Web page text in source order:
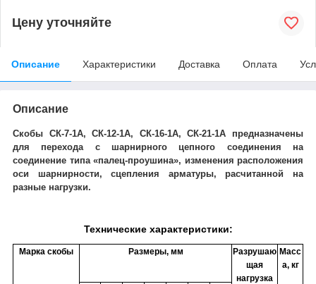
Цену уточняйте
Описание Характеристики Доставка Оплата
Описание
Скобы СК-7-1А, СК-12-1А, СК-16-1А, СК-21-1А предназначены
для перехода с шарнирного цепного соединения на
соединение типа «палец-проушина», изменения расположения
оси шарнирности, сцепления арматуры, расчитанной на
разные нагрузки.
Технические характеристики:
Марка скобы Размеры, мм
Разрушаю
щая
нагрузка
Масс
а, кг